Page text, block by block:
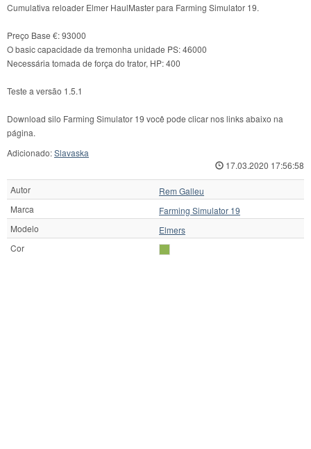
Cumulativa reloader Elmer HaulMaster para Farming Simulator 19.
Preço Base €: 93000
O basic capacidade da tremonha unidade PS: 46000
Necessária tomada de força do trator, HP: 400
Teste a versão 1.5.1
Download silo Farming Simulator 19 você pode clicar nos links abaixo na
página.
Adicionado:Slavaska
17.03.2020 17:56:58
Autor
Rem Galleu
Marca
Farming Simulator 19
Modelo
Elmers
Cor